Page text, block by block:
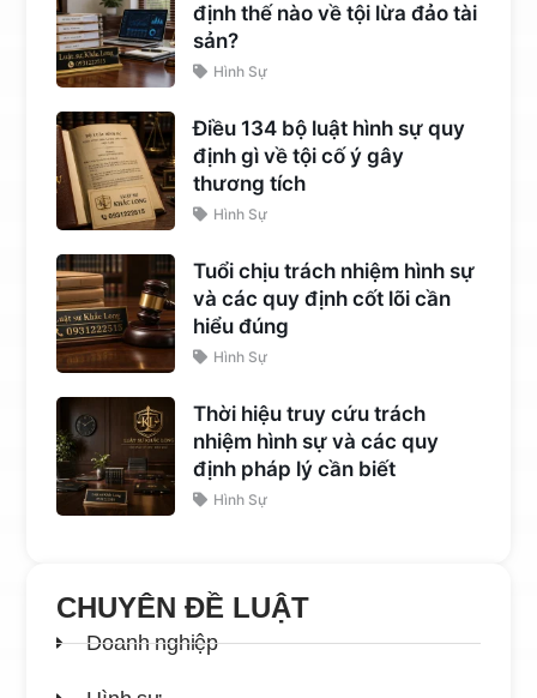
định thế nào về tội lừa đảo tài
sản?
Hình Sự
Điều 134 bộ luật hình sự quy
định gì về tội cố ý gây
thương tích
Hình Sự
Tuổi chịu trách nhiệm hình sự
và các quy định cốt lõi cần
hiểu đúng
Hình Sự
Thời hiệu truy cứu trách
nhiệm hình sự và các quy
định pháp lý cần biết
Hình Sự
CHUYÊN ĐỀ LUẬT
Doanh nghiệp